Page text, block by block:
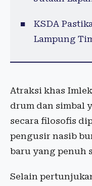
KSDA
Lampung
Atraksi khas
drum dan simbal
secara filosofis
pengusir nasib
baru yang penuh
Selain